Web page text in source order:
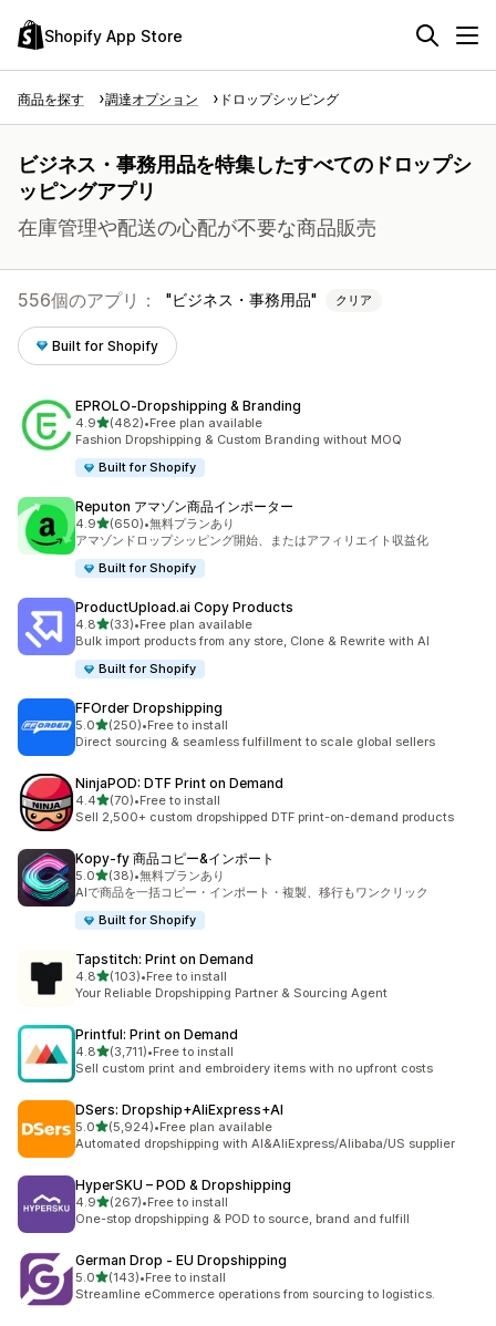
Shopify App Store
商品を探す 調達オプション ドロップシッピング
ビジネス・事務用品を特集したすべてのドロップシ
ッピングアプリ
在庫管理や配送の心配が不要な商品販売
556個のアプリ： ビジネス・事務用品 クリア
Built for Shopify
EPROLO‑Dropshipping & Branding
4.95つ星中
(482)
合計レビュー数：482件
•Free plan available
Fashion Dropshipping & Custom Branding without MOQ
Built for Shopify
Reputon アマゾン商品インポーター
4.95つ星中
(650)
合計レビュー数：650件
•無料プランあり
アマゾンドロップシッピング開始、またはアフィリエイト収益化
Built for Shopify
ProductUpload.ai Copy Products
4.85つ星中
(33)
合計レビュー数：33件
•Free plan available
Bulk import products from any store, Clone & Rewrite with AI
Built for Shopify
FFOrder Dropshipping
5.05つ星中
(250)
合計レビュー数：250件
•Free to install
Direct sourcing & seamless fulfillment to scale global sellers
NinjaPOD: DTF Print on Demand
4.45つ星中
(70)
合計レビュー数：70件
•Free to install
Sell 2,500+ custom dropshipped DTF print-on-demand products
Kopy‑fy 商品コピー&インポート
5.05つ星中
(38)
合計レビュー数：38件
•無料プランあり
AIで商品を一括コピー・インポート・複製、移行もワンクリック
Built for Shopify
Tapstitch: Print on Demand
4.85つ星中
(103)
合計レビュー数：103件
•Free to install
Your Reliable Dropshipping Partner & Sourcing Agent
Printful: Print on Demand
4.85つ星中
(3,711)
合計レビュー数：3711件
•Free to install
Sell custom print and embroidery items with no upfront costs
DSers: Dropship+AliExpress+AI
5.05つ星中
(5,924)
合計レビュー数：5924件
•Free plan available
Automated dropshipping with AI&AliExpress/Alibaba/US supplier
HyperSKU – POD & Dropshipping
4.95つ星中
(267)
合計レビュー数：267件
•Free to install
One-stop dropshipping & POD to source, brand and fulfill
German Drop ‑ EU Dropshipping
5.05つ星中
(143)
合計レビュー数：143件
•Free to install
Streamline eCommerce operations from sourcing to logistics.